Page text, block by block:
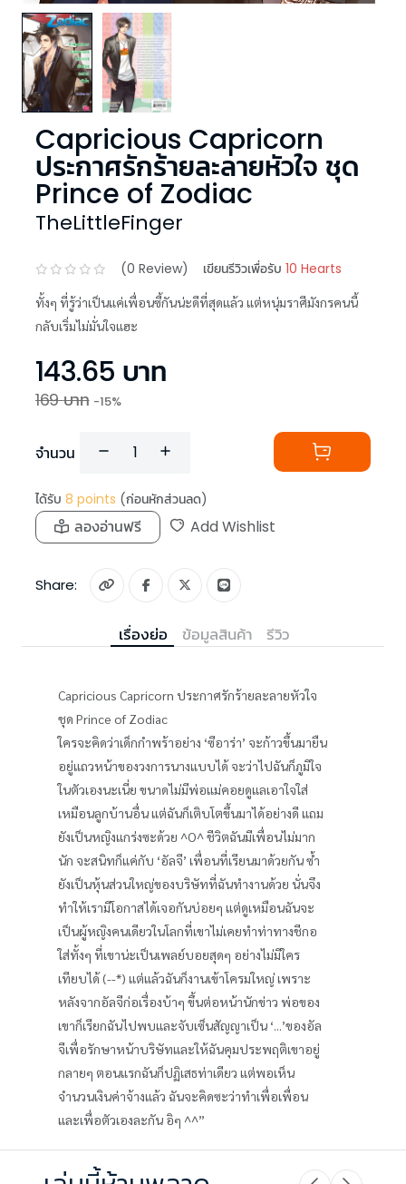
Capricious Capricorn
ประกาศรักร้ายละลายหัวใจ ชุด
Prince of Zodiac
TheLittleFinger
(0 Review) เขียนรีวิวเพื่อรับ 10 Hearts
ทั้งๆ ที่รู้ว่าเป็นแค่เพื่อนซี้กันน่ะดีที่สุดแล้ว แต่หนุ่มราศีมังกรคนนี้
กลับเริ่มไม่มั่นใจแฮะ
143.65 บาท
169บาท -15%
จำนวน
ได้รับ 8 points (ก่อนหักส่วนลด)
ลองอ่านฟรี Add Wishlist
Share:
เรื่องย่อ ข้อมูลสินค้า รีวิว
Capricious Capricorn ประกาศรักร้ายละลายหัวใจ
ชุด Prince of Zodiac
ใครจะคิดว่าเด็กกำพร้าอย่าง ‘ซีอาร่า’ จะก้าวขึ้นมายืน
อยู่แถวหน้าของวงการนางแบบได้ จะว่าไปฉันก็ภูมิใจ
ในตัวเองนะเนี่ย ขนาดไม่มีพ่อแม่คอยดูแลเอาใจใส่
เหมือนลูกบ้านอื่น แต่ฉันก็เติบโตขึ้นมาได้อย่างดี แถม
ยังเป็นหญิงแกร่งซะด้วย ^O^ ชีวิตฉันมีเพื่อนไม่มาก
นัก จะสนิทก็แค่กับ ‘อัลจี’ เพื่อนที่เรียนมาด้วยกัน ซ้ำ
ยังเป็นหุ้นส่วนใหญ่ของบริษัทที่ฉันทำงานด้วย นั่นจึง
ทำให้เรามีโอกาสได้เจอกันบ่อยๆ แต่ดูเหมือนฉันจะ
เป็นผู้หญิงคนเดียวในโลกที่เขาไม่เคยทำท่าทางชีกอ
ใส่ทั้งๆ ที่เขาน่ะเป็นเพลย์บอยสุดๆ อย่างไม่มีใคร
เทียบได้ (--*) แต่แล้วฉันก็งานเข้าโครมใหญ่ เพราะ
หลังจากอัลจีก่อเรื่องบ้าๆ ขึ้นต่อหน้านักข่าว พ่อของ
เขาก็เรียกฉันไปพบและจับเซ็นสัญญาเป็น ‘...’ของอัล
จีเพื่อรักษาหน้าบริษัทและให้ฉันคุมประพฤติเขาอยู่
กลายๆ ตอนแรกฉันก็ปฏิเสธท่าเดียว แต่พอเห็น
จำนวนเงินค่าจ้างแล้ว ฉันจะคิดซะว่าทำเพื่อเพื่อน
และเพื่อตัวเองละกัน อิๆ ^^”